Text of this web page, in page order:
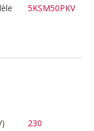
5KSM50PKV
230